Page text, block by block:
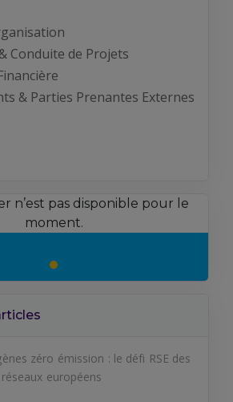
Conduite de Projets
& Parties Prenantes Externes
n’est pas disponible pour le
moment.
zéro émission : le défi RSE des
européens